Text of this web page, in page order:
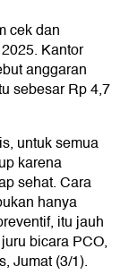
cek dan
Kantor
anggaran
sebesar Rp 4,7
untuk semua
karena
sehat. Cara
hanya
itu jauh
bicara PCO,
Jumat (3/1).